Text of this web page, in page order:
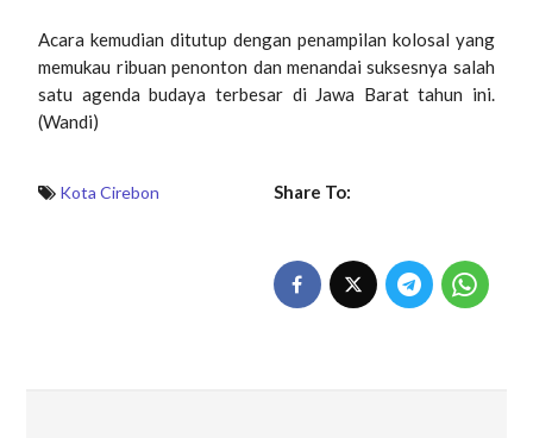
Acara kemudian ditutup dengan penampilan kolosal yang
memukau ribuan penonton dan menandai suksesnya salah
satu agenda budaya terbesar di Jawa Barat tahun ini.
(Wandi)
Kota Cirebon Share To: